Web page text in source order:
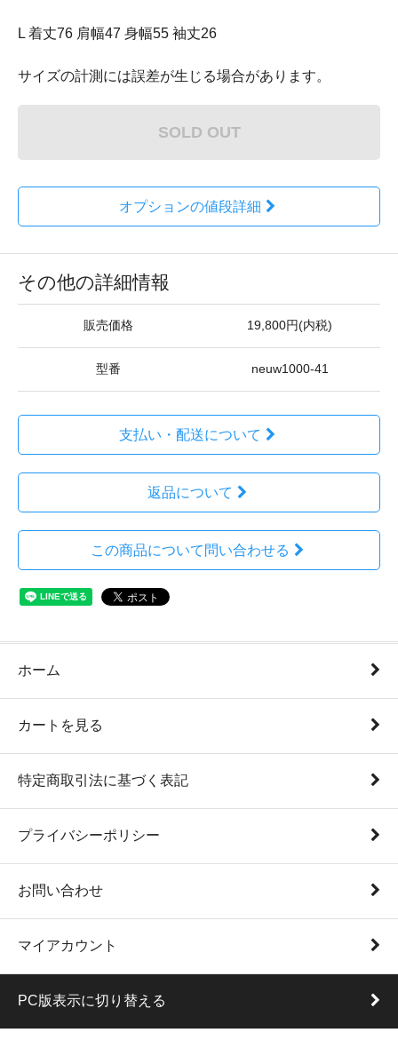
L 着丈76 肩幅47 身幅55 袖丈26
サイズの計測には誤差が生じる場合があります。
SOLD OUT
オプションの値段詳細
その他の詳細情報
販売価格 19,800円(内税)
型番 neuw1000-41
支払い・配送について
返品について
この商品について問い合わせる
ホーム
カートを見る
特定商取引法に基づく表記
プライバシーポリシー
お問い合わせ
マイアカウント
PC版表示に切り替える